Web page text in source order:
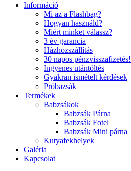
Információ
Mi az a Flashbag?
Hogyan használd?
Miért minket válassz?
3 év garancia
Házhozszállítás
30 napos pénzvisszafizetés!
Ingyenes utántöltés
Gyakran ismételt kérdések
Próbazsák
Termékek
Babzsákok
Babzsák Párna
Babzsák Fotel
Babzsák Mini párna
Kutyafekhelyek
Galéria
Kapcsolat